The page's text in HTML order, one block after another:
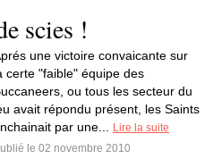
scies !
une victoire convaicante sur
certe "faible" équipe des
ou tous les secteur du
avait répondu présent, les Saints
par une...
Lire la suite
le 02 novembre 2010